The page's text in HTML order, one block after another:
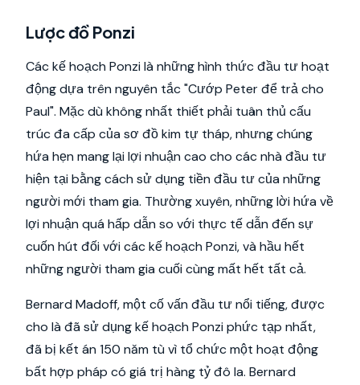
Lược đồ Ponzi
Các kế hoạch Ponzi là những hình thức đầu tư hoạt
động dựa trên nguyên tắc "Cướp Peter để trả cho
Paul". Mặc dù không nhất thiết phải tuân thủ cấu
trúc đa cấp của sơ đồ kim tự tháp, nhưng chúng
hứa hẹn mang lại lợi nhuận cao cho các nhà đầu tư
hiện tại bằng cách sử dụng tiền đầu tư của những
người mới tham gia. Thường xuyên, những lời hứa về
lợi nhuận quá hấp dẫn so với thực tế dẫn đến sự
cuốn hút đối với các kế hoạch Ponzi, và hầu hết
những người tham gia cuối cùng mất hết tất cả.
Bernard Madoff, một cố vấn đầu tư nổi tiếng, được
cho là đã sử dụng kế hoạch Ponzi phức tạp nhất,
đã bị kết án 150 năm tù vì tổ chức một hoạt động
bất hợp pháp có giá trị hàng tỷ đô la. Bernard